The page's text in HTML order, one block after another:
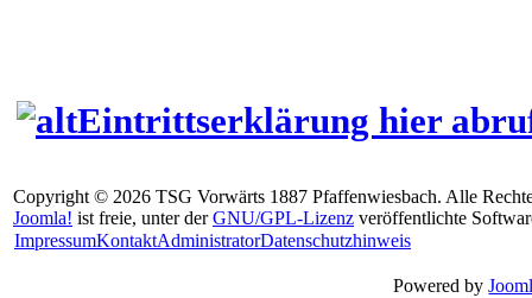
Eintrittserklärung hier
Copyright © 2026 TSG Vorwärts 1887 Pfaffenwiesbach. Alle
Joomla! ist freie, unter derGNU/GPL-Lizenz veröffentlichte
ImpressumKontaktAdministratorDatenschutzhinweis
Powered by